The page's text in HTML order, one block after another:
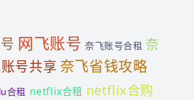
网飞账号 奈飞账号合租 奈
号共享 奈飞省钱攻略
合租 netflix合租 netflix合购